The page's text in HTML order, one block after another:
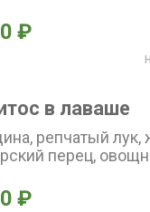
₽
в лаваше
репчатый
перец,
₽